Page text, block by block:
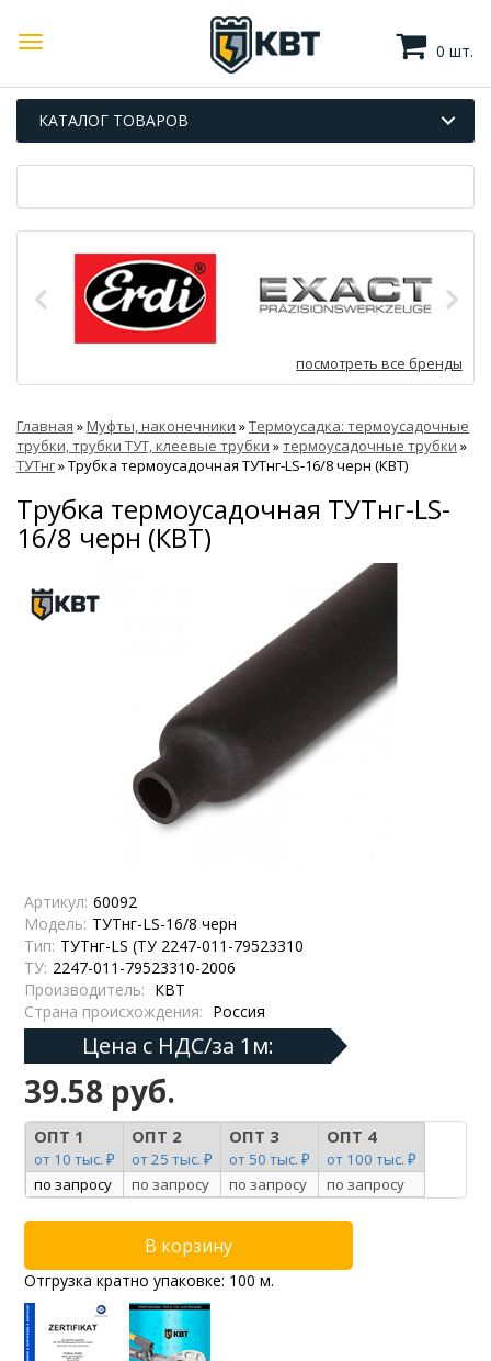
0 шт.
КАТАЛОГ ТОВАРОВ
посмотреть все бренды
Главная »Муфты, наконечники »Термоусадка: термоусадочные
трубки, трубки ТУТ, клеевые трубки »термоусадочные трубки »
ТУТнг»Трубка термоусадочная ТУТнг-LS-16/8 черн (КВТ)
Трубка термоусадочная ТУТнг-LS-
16/8 черн (КВТ)
Артикул: 60092
Модель: ТУТнг-LS-16/8 черн
Тип: ТУТнг-LS (ТУ 2247-011-79523310
ТУ: 2247-011-79523310-2006
Производитель: КВТ
Страна происхождения: Россия
Цена с НДС/за 1м:
39.58 руб.
ОПТ 1
от 10 тыс. ₽
ОПТ 2
от 25 тыс. ₽
ОПТ 3
от 50 тыс. ₽
ОПТ 4
от 100 тыс. ₽
по запросу
по запросу по запросу по запросу
Отгрузка кратно упаковке: 100 м.